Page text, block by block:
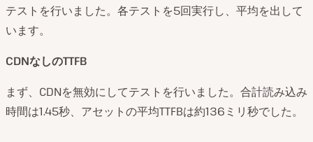
テストを行いました。各テストを5回実行し、平均を出して
います。
CDNなしのTTFB
まず、CDNを無効にしてテストを行いました。合計読み込み
時間は1.45秒、アセットの平均TTFBは約136ミリ秒でした。